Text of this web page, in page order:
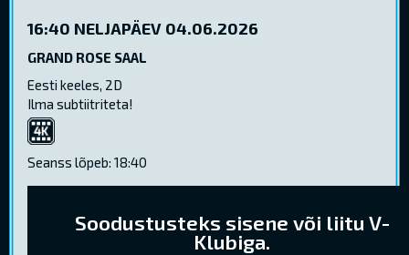
16:40 NELJAPÄEV 04.06.2026
GRAND ROSE SAAL
Eesti keeles, 2D
Ilma subtiitriteta!
4K
Seanss lõpeb: 18:40
Soodustusteks sisene või liitu V-
Klubiga.